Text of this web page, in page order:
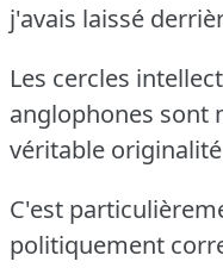
j'avais laissé
Les cercles
anglophones sont
véritable
C'est
politiquement